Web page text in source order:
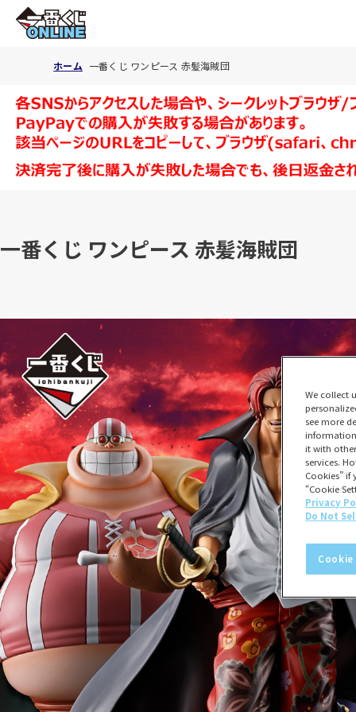
ホーム 一番くじ ワンピース 赤髪海賊団
一番くじ ワンピース 赤髪海賊団
We collect
see more
it with
services.
Cookies”
“Cookie
Privacy
Do Not